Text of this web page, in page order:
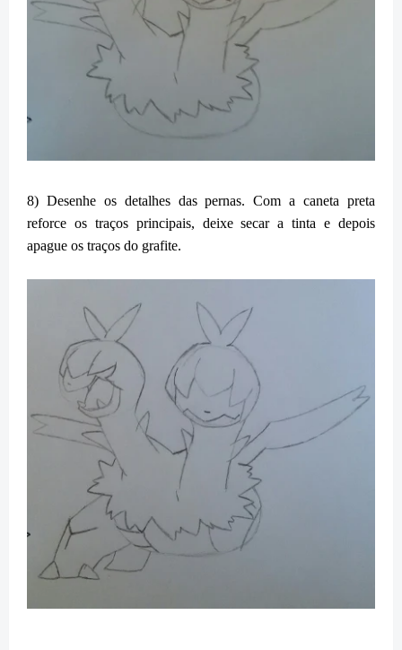
8) Desenhe os detalhes das pernas.Com acaneta preta
reforce os traços principais, deixe secar a tinta e depois
apague os traços do grafite.